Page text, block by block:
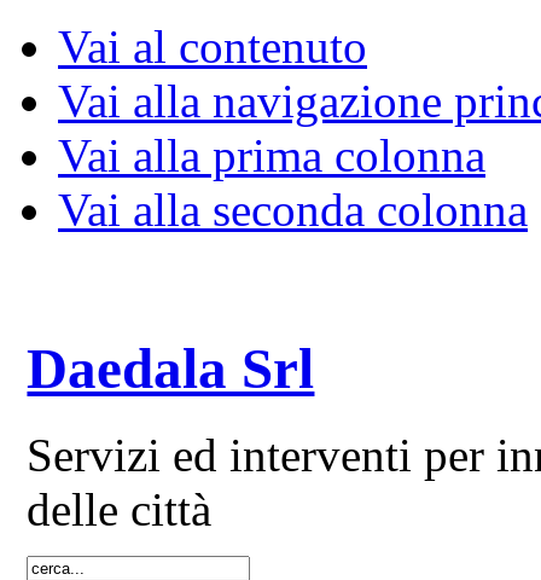
Vai al contenuto
Vai alla navigazione
Vai alla prima colonna
Vai alla seconda colonna
Daedala Srl
Servizi ed interventi per
delle città